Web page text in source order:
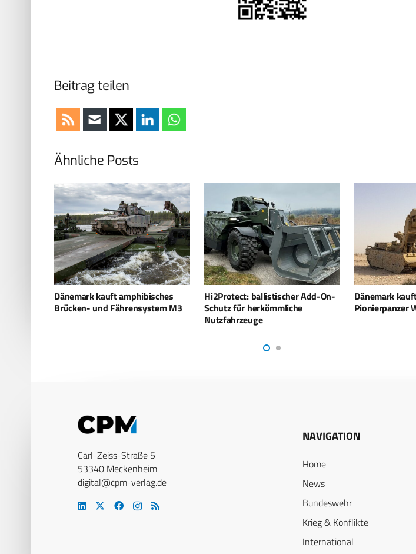
Beitrag teilen
Ähnliche Posts
Hi2Protect: ballistischer Add-On-
Schutz für herkömmliche
Dänemark kauft Berge- und
Pionierpanzer Wisent 2
TAHR:
Carl-Zeiss-Straße 5
53340 Meckenheim
digital@cpm-verlag.de
NAVIGATION
Home
News
Bundeswehr
Krieg & Konflikte
International